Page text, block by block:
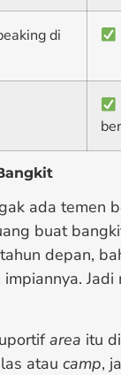
di
ada temen
buat
depan,
area itu
atau camp,